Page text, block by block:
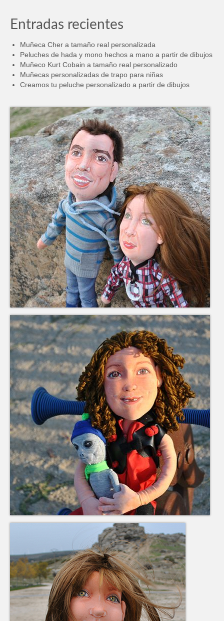
Entradas recientes
Muñeca Cher a tamaño real personalizada
Peluches de hada y mono hechos a mano a partir de dibujos
Muñeco Kurt Cobain a tamaño real personalizado
Muñecas personalizadas de trapo para niñas
Creamos tu peluche personalizado a partir de dibujos